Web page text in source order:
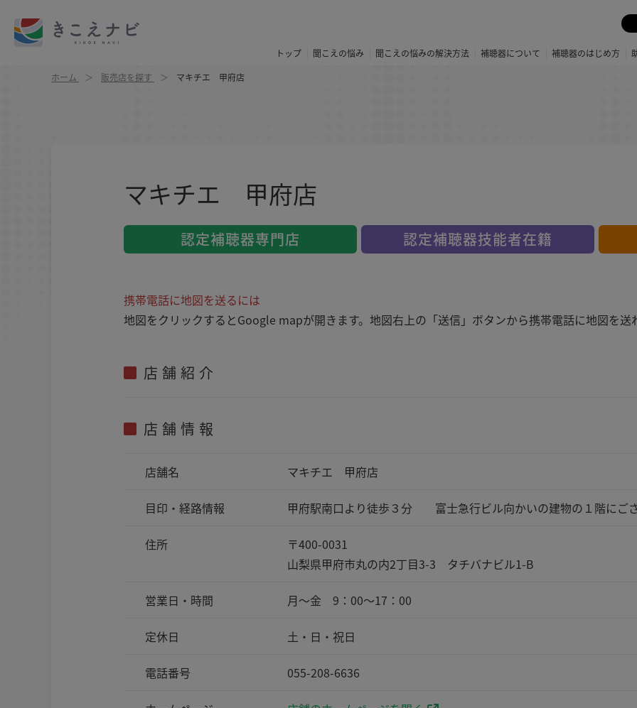
トップ 聞こえの悩み 聞こえの悩みの解決方法 補聴器について 補聴器のはじめ方
ホーム 販売店を探す マキチエ 甲府店
マキチエ 甲府店
認定補聴器専門店 認定補聴器技能者在籍
携帯電話に地図を送るには
地図をクリックするとGoogle mapが開きます。地図右上の「送信」ボタンから携帯電話に地図を送
店舗紹介
店舗情報
店舗名 マキチエ 甲府店
目印・ 経路情報 甲府駅南口より徒歩３分 富士急行ビル向かいの建物の１階にござ
住所
〒400-0031
山梨県甲府市丸の内2丁目3-3 タチバナビル1-B
営業日・時間 月～金 9：00～17：00
定休日 土・日・祝日
電話番号 055-208-6636